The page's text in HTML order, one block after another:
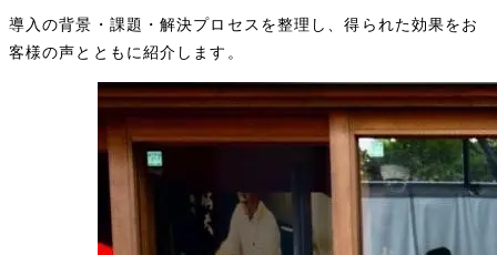
導入の背景・課題・解決プロセスを整理し、得られた効果をお
客様の声とともに紹介します。